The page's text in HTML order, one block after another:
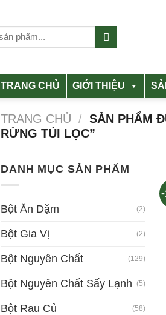
TRANG CHỦ GIỚI THIỆU
TRANG CHỦ / SẢN PHẨM
RỪNG TÚI LỌC”
DANH MỤC SẢN PHẨM
Bột Ăn Dặm (2)
Bột Gia Vị (2)
Bột Nguyên Chất (129)
Bột Nguyên Chất Sấy Lạnh (5)
Bột Rau Củ (58)